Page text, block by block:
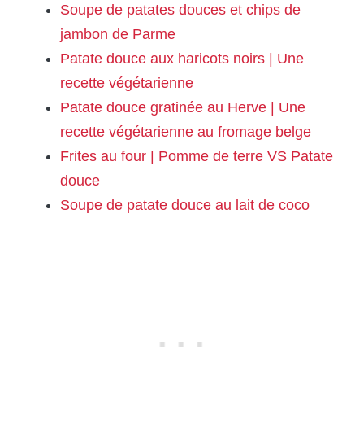
Soupe de patates douces et chips de
jambon de Parme
Patate douce aux haricots noirs | Une
recette végétarienne
Patate douce gratinée au Herve | Une
recette végétarienne au fromage belge
Frites au four | Pomme de terre VS Patate
douce
Soupe de patate douce au lait de coco